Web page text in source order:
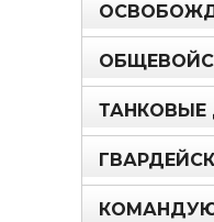
ТАНКОВЫЕ